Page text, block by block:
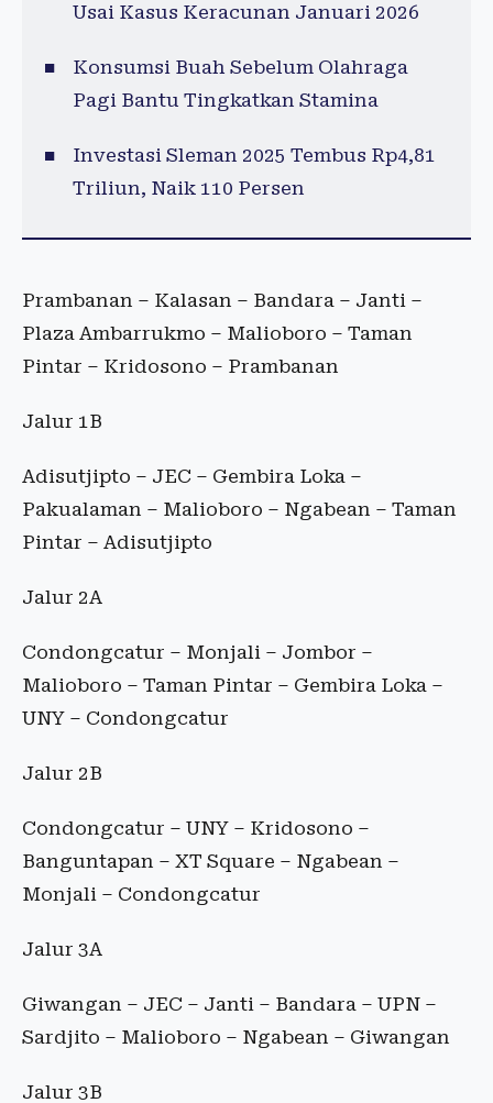
Usai Kasus Keracunan Januari 2026
Konsumsi Buah Sebelum Olahraga
Pagi Bantu Tingkatkan Stamina
Investasi Sleman 2025 Tembus Rp4,81
Triliun, Naik 110 Persen
Prambanan – Kalasan – Bandara – Janti –
Plaza Ambarrukmo – Malioboro – Taman
Pintar – Kridosono – Prambanan
Jalur 1B
Adisutjipto – JEC – Gembira Loka –
Pakualaman – Malioboro – Ngabean – Taman
Pintar – Adisutjipto
Jalur 2A
Condongcatur – Monjali – Jombor –
Malioboro – Taman Pintar – Gembira Loka –
UNY – Condongcatur
Jalur 2B
Condongcatur – UNY – Kridosono –
Banguntapan – XT Square – Ngabean –
Monjali – Condongcatur
Jalur 3A
Giwangan – JEC – Janti – Bandara – UPN –
Sardjito – Malioboro – Ngabean – Giwangan
Jalur 3B